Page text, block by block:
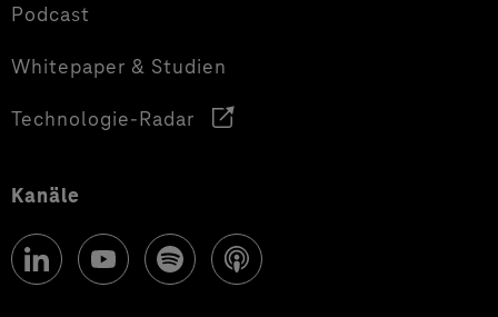
Podcast
Whitepaper & Studien
Technologie-Radar
Kanäle